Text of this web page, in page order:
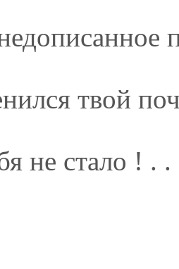
твой
не стало ! . .